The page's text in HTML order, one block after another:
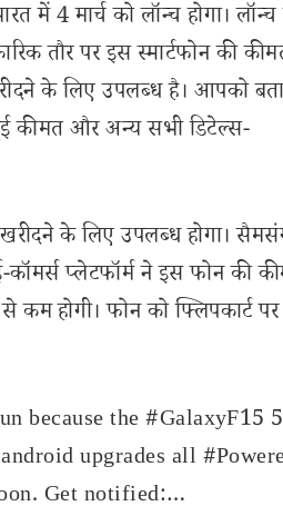
में 4 मार्च को लॉन्च होगा।
तौर पर इस स्मार्टफोन की
के लिए उपलब्ध है। आपको
कीमत और अन्य सभी डिटेल्स-
के लिए उपलब्ध होगा।
कॉमर्स प्लेटफॉर्म ने इस फोन की
कम होगी। फोन को फ्लिपकार्ट
because the#GalaxyF15
upgrades all
Get notified:…